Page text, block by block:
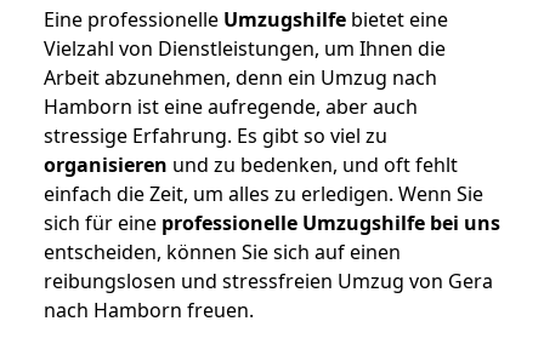
Eine professionelle Umzugshilfe bietet eine
Vielzahl von Dienstleistungen, um Ihnen die
Arbeit abzunehmen, denn ein Umzug nach
Hamborn ist eine aufregende, aber auch
stressige Erfahrung. Es gibt so viel zu
organisieren und zu bedenken, und oft fehlt
einfach die Zeit, um alles zu erledigen. Wenn Sie
sich für eine professionelle Umzugshilfe bei uns
entscheiden, können Sie sich auf einen
reibungslosen und stressfreien Umzug von Gera
nach Hamborn freuen.